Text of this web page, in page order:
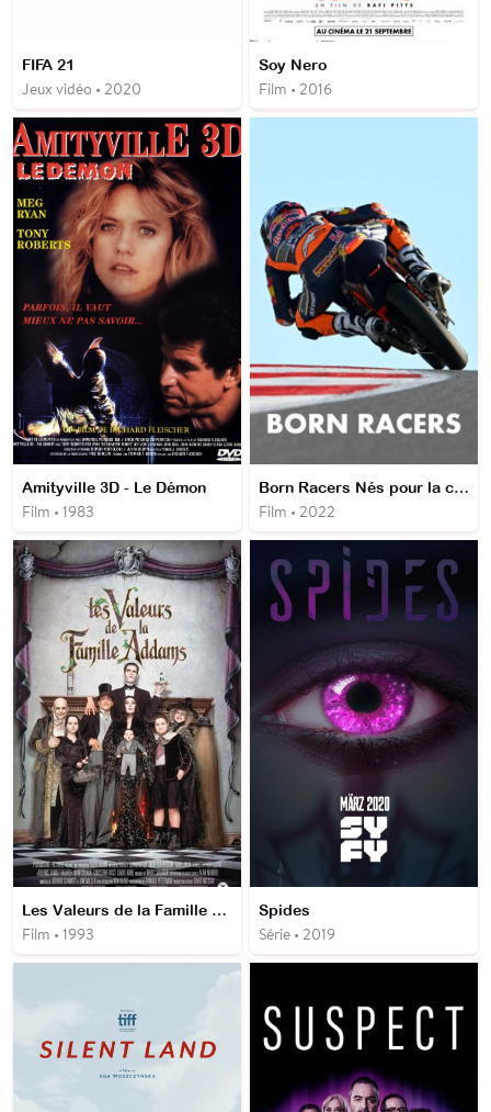
FIFA 21
Jeux vidéo • 2020
Soy Nero
Film • 2016
Amityville 3D - Le Démon
Film • 1983
Born Racers Nés pour la course
Film • 2022
Les Valeurs de la Famille Addams
Film • 1993
Spides
Série • 2019